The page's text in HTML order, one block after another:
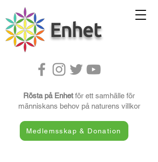
Enhet
Rösta på Enhetför ett samhälle för
människans behov på naturens villkor
Medlemsskap & Donation